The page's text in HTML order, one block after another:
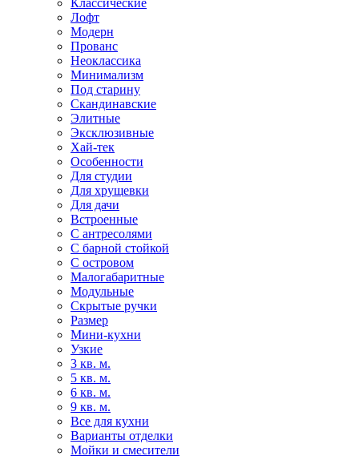
Классические
Лофт
Модерн
Прованс
Неоклассика
Минимализм
Под старину
Скандинавские
Элитные
Эксклюзивные
Хай-тек
Особенности
Для студии
Для хрущевки
Для дачи
Встроенные
С антресолями
С барной стойкой
С островом
Малогабаритные
Модульные
Скрытые ручки
Размер
Мини-кухни
Узкие
3 кв. м.
5 кв. м.
6 кв. м.
9 кв. м.
Все для кухни
Варианты отделки
Мойки и смесители